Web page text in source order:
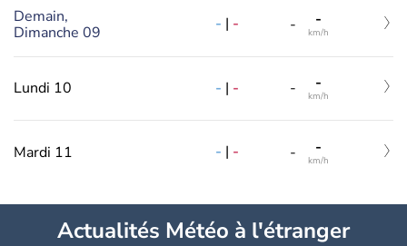
Demain,
Dimanche 09
- | - - -
km/h
Lundi 10 - | - - -
km/h
Mardi 11 - | - - -
km/h
Actualités Météo à l'étranger